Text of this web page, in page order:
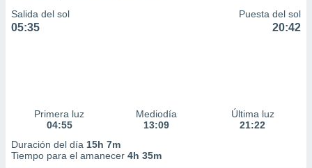
Salida del sol
05:35
Puesta del sol
20:42
Primera luz
04:55
Mediodía
13:09
Última luz
21:22
Duración del día 15h 7m
Tiempo para el amanecer 4h 35m